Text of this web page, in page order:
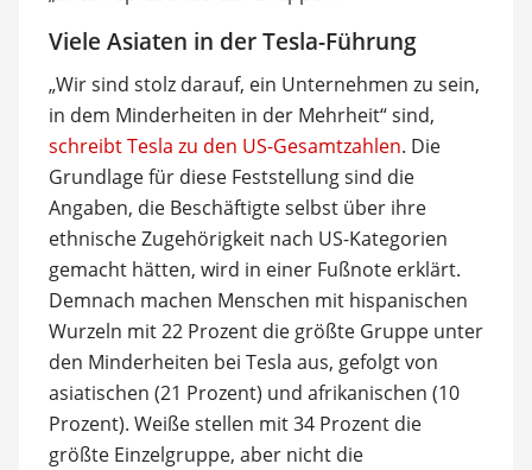
Viele Asiaten in der Tesla-Führung
„Wir sind stolz darauf, ein Unternehmen zu sein,
in dem Minderheiten in der Mehrheit“ sind,
schreibt Tesla zu den US-Gesamtzahlen. Die
Grundlage für diese Feststellung sind die
Angaben, die Beschäftigte selbst über ihre
ethnische Zugehörigkeit nach US-Kategorien
gemacht hätten, wird in einer Fußnote erklärt.
Demnach machen Menschen mit hispanischen
Wurzeln mit 22 Prozent die größte Gruppe unter
den Minderheiten bei Tesla aus, gefolgt von
asiatischen (21 Prozent) und afrikanischen (10
Prozent). Weiße stellen mit 34 Prozent die
größte Einzelgruppe, aber nicht die